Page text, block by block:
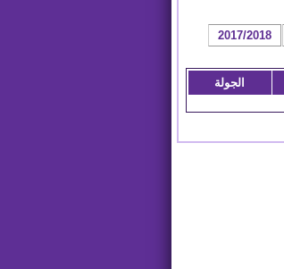
2017/2018
الجولة